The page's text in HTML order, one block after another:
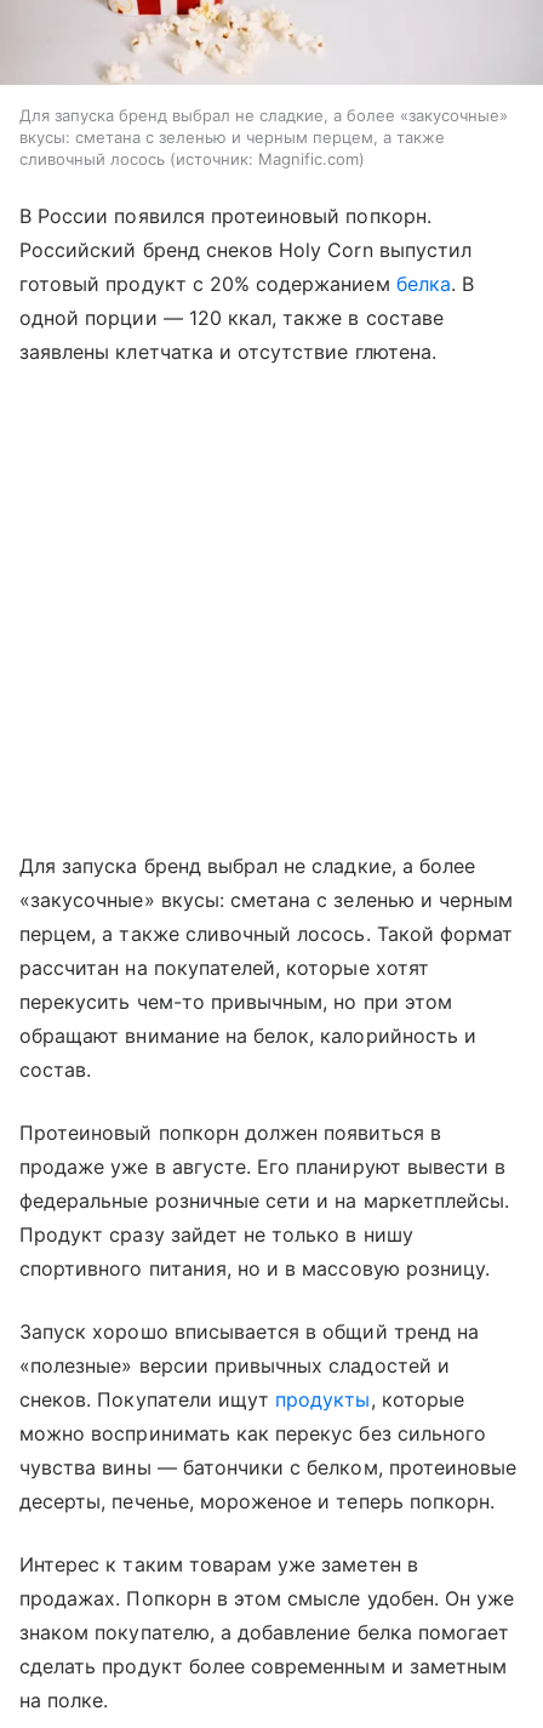
Для запуска бренд выбрал не сладкие, а более «закусочные»
вкусы: сметана с зеленью и черным перцем, а также
сливочный лосось
источник: Magnific.com
В России появился протеиновый попкорн.
Российский бренд снеков Holy Corn выпустил
готовый продукт с 20% содержанием белка. В
одной порции — 120 ккал, также в составе
заявлены клетчатка и отсутствие глютена.
Для запуска бренд выбрал не сладкие, а более
«закусочные» вкусы: сметана с зеленью и черным
перцем, а также сливочный лосось. Такой формат
рассчитан на покупателей, которые хотят
перекусить чем-то привычным, но при этом
обращают внимание на белок, калорийность и
состав.
Протеиновый попкорн должен появиться в
продаже уже в августе. Его планируют вывести в
федеральные розничные сети и на маркетплейсы.
Продукт сразу зайдет не только в нишу
спортивного питания, но и в массовую розницу.
Запуск хорошо вписывается в общий тренд на
«полезные» версии привычных сладостей и
снеков. Покупатели ищут продукты, которые
можно воспринимать как перекус без сильного
чувства вины — батончики с белком, протеиновые
десерты, печенье, мороженое и теперь попкорн.
Интерес к таким товарам уже заметен в
продажах. Попкорн в этом смысле удобен. Он уже
знаком покупателю, а добавление белка помогает
сделать продукт более современным и заметным
на полке.